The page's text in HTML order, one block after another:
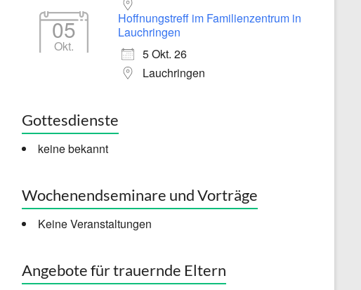
05
Okt.
Hoffnungstreff im Familienzentrum in
Lauchringen
5 Okt. 26
Lauchringen
Gottesdienste
keine bekannt
Wochenendseminare und Vorträge
Keine Veranstaltungen
Angebote für trauernde Eltern